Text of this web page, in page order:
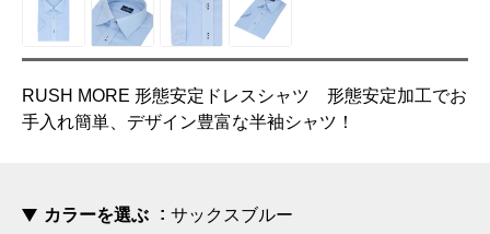
RUSH MORE 形態安定ドレスシャツ 形態安定加工でお
手入れ簡単、デザイン豊富な半袖シャツ！
カラーを選ぶ サックスブルー